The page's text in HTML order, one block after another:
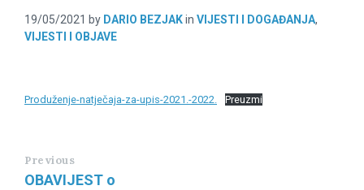
19/05/2021 by DARIO BEZJAKin VIJESTI I DOGAĐANJA,
VIJESTI I OBJAVE
Produženje-natječaja-za-upis-2021.-2022. Preuzmi
Previous
OBAVIJEST o